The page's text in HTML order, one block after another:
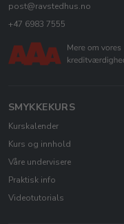
post@ravstedhus.no
+47 6983 7555
SMYKKEKURS
Kurskalender
Kurs og innhold
Våre undervisere
Praktisk info
Videotutorials